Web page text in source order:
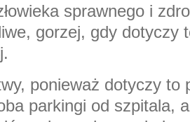
sprawnego i
gorzej, gdy dotyczy
ponieważ dotyczy to
parkingi od szpitala,